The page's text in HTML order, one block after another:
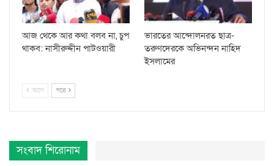
আজ থেকে আর কথা বলব না, চুপ
থাকব: নাসীরুদ্দীন পাটওয়ারী
ভারতের আন্দোলনরত ছাত্র-
তরুণদেরকে অভিনন্দন নাহিদ
ইসলামের
আগে পরে
সংবাদ শিরোনাম